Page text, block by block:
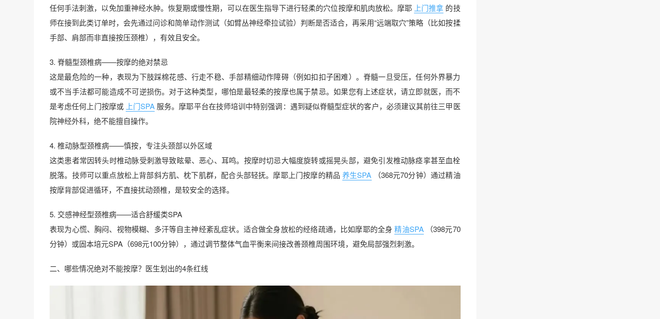
任何手法刺激，以免加重神经水肿。恢复期或慢性期，可以在医生指导下进行轻柔的穴位按摩和肌肉放松。摩耶 上门推拿 的技
师在接到此类订单时，会先通过问诊和简单动作测试（如臂丛神经牵拉试验）判断是否适合，再采用“远端取穴”策略（比如按揉
手部、肩部而非直接按压颈椎），有效且安全。
3. 脊髓型颈椎病——按摩的绝对禁忌
这是最危险的一种，表现为下肢踩棉花感、行走不稳、手部精细动作障碍（例如扣扣子困难）。脊髓一旦受压，任何外界暴力
或不当手法都可能造成不可逆损伤。对于这种类型，哪怕是最轻柔的按摩也属于禁忌。如果您有上述症状，请立即就医，而不
是考虑任何上门按摩或 上门SPA 服务。摩耶平台在技师培训中特别强调：遇到疑似脊髓型症状的客户，必须建议其前往三甲医
院神经外科，绝不能擅自操作。
4. 椎动脉型颈椎病——慎按，专注头颈部以外区域
这类患者常因转头时椎动脉受刺激导致眩晕、恶心、耳鸣。按摩时切忌大幅度旋转或摇晃头部，避免引发椎动脉痉挛甚至血栓
脱落。技师可以重点放松上背部斜方肌、枕下肌群，配合头部轻抚。摩耶上门按摩的精品 养生SPA
（368元70分钟）通过精油
按摩背部促进循环，不直接扰动颈椎，是较安全的选择。
5. 交感神经型颈椎病——适合舒缓类SPA
表现为心慌、胸闷、视物模糊、多汗等自主神经紊乱症状。适合做全身放松的经络疏通，比如摩耶的全身 精油SPA
（398元70
分钟）或固本培元SPA（698元100分钟），通过调节整体气血平衡来间接改善颈椎周围环境，避免局部强烈刺激。
二、哪些情况绝对不能按摩？医生划出的4条红线